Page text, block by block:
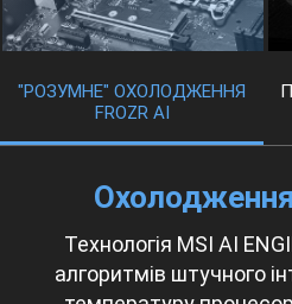
"РОЗУМНЕ" ОХОЛОДЖЕННЯ
FROZR AI
Технологія MSI AI
алгоритмів штучного